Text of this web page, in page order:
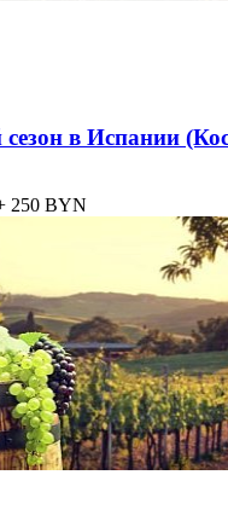
в Испании
250 BYN